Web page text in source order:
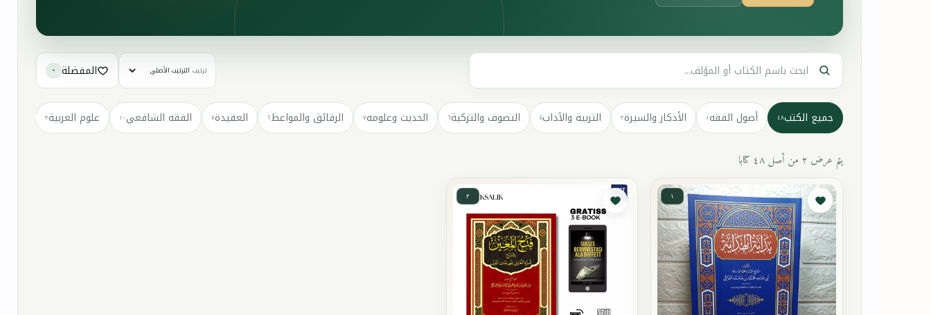
ترتيب المفضلة ٠
جميع الكتب٤٨ أصول الفقه١ الأذكار والسيرة٣ التربية والآداب٥ التصوف والتزكية٦ الحديث وعلومه٧ الرقائق والمواعظ٢ العقيدة٧ الفقه الشافعي١٠ علوم العربية٣
يتم عرض ٢ من أصل ٤٨ كتابا
١ ٢